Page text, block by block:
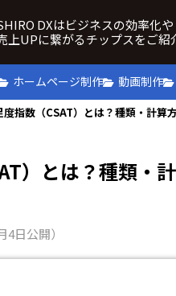
DXはビジネスの効率化や
上UPに繋がるチップスをご紹
ホームページ制作 動画制作
度指数（CSAT）とは？種類・計算
）とは？種類・
日公開）